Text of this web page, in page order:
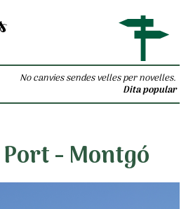
No canvies sendes velles per novelles.
Dita popular
Port - Montgó